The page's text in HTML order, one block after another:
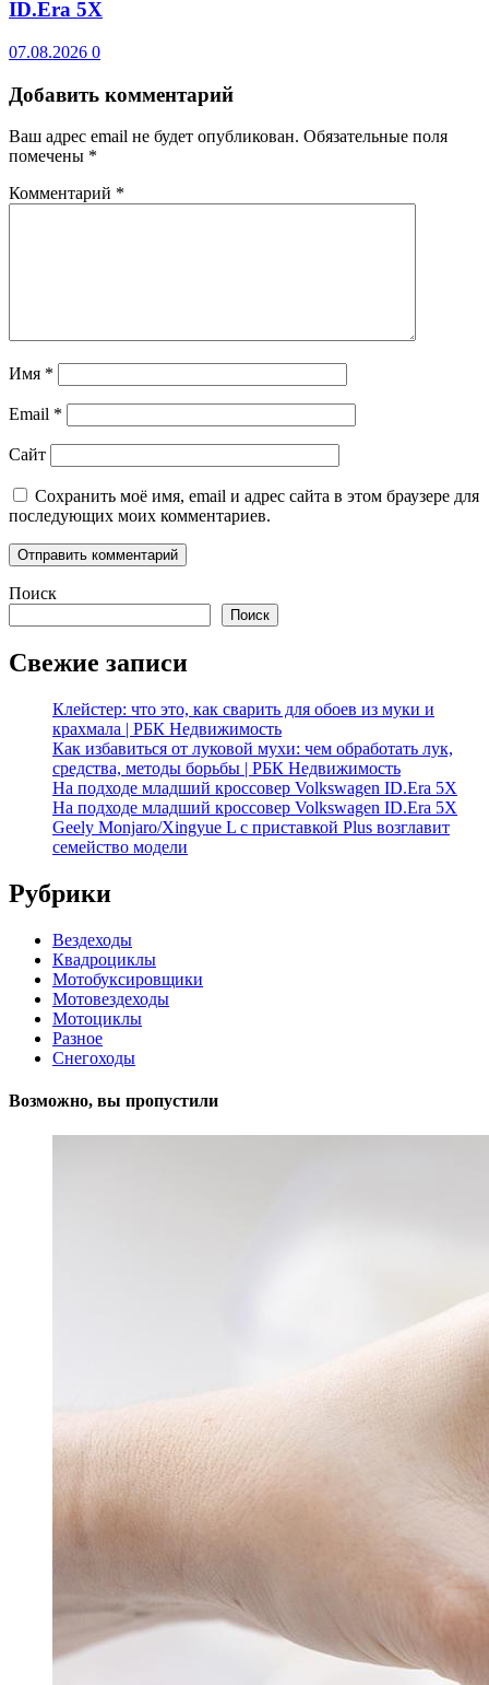
ID.Era 5X
07.08.2026 0
Добавить комментарий
Ваш адрес email не будет опубликован. Обязательные поля
помечены *
Комментарий *
Имя *
Email *
Сайт
Сохранить моё имя, email и адрес сайта в этом браузере для
последующих моих комментариев.
Поиск
Поиск
Свежие записи
Клейстер: что это, как сварить для обоев из муки и
крахмала | РБК Недвижимость
Как избавиться от луковой мухи: чем обработать лук,
средства, методы борьбы | РБК Недвижимость
На подходе младший кроссовер Volkswagen ID.Era 5X
На подходе младший кроссовер Volkswagen ID.Era 5X
Geely Monjaro/Xingyue L с приставкой Plus возглавит
семейство модели
Рубрики
Вездеходы
Квадроциклы
Мотобуксировщики
Мотовездеходы
Мотоциклы
Разное
Снегоходы
Возможно, вы пропустили